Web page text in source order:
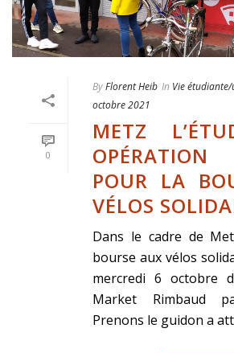
0
ByFlorent Heib In Vie
octobre 2021
METZ
OPÉRATION
POUR LA
VÉLOS
Dans le cadre de
bourse aux vélos
mercredi 6 octobre
Market Rimbaud
Prenons le guidon a